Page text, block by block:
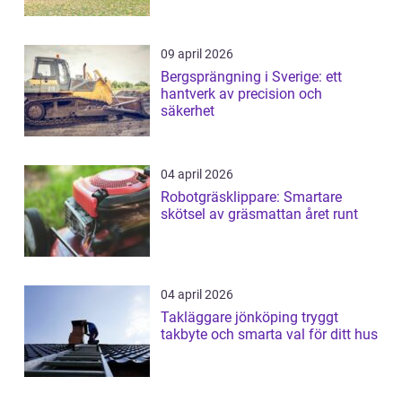
09 april 2026
Bergsprängning i Sverige: ett
hantverk av precision och
säkerhet
04 april 2026
Robotgräsklippare: Smartare
skötsel av gräsmattan året runt
04 april 2026
Takläggare jönköping tryggt
takbyte och smarta val för ditt hus